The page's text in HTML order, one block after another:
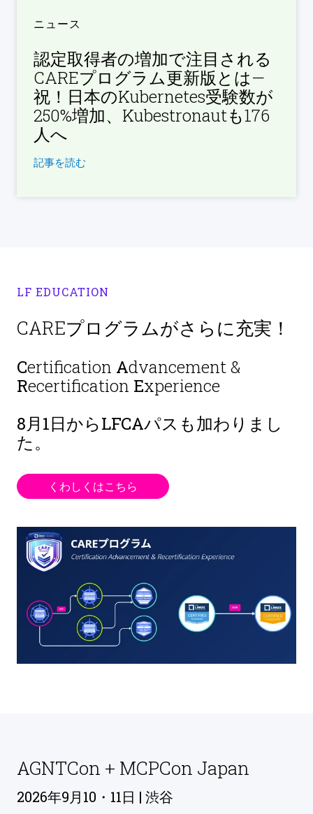
ニュース
認定取得者の増加で注目される
CAREプログラム更新版とは—
祝！日本のKubernetes受験数が
250%増加、Kubestronautも176
人へ
記事を読む
LF EDUCATION
CAREプログラムがさらに充実！
Certification Advancement &
Recertification Experience
8月1日からLFCAパスも加わりまし
た。
くわしくはこちら
AGNTCon + MCPCon Japan
2026年9月10・11日 | 渋谷